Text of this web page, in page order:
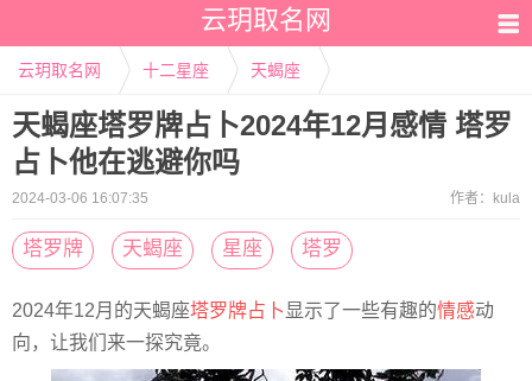
云玥取名网
云玥取名网 十二星座 天蝎座
天蝎座塔罗牌占卜2024年12月感情 塔罗
占卜他在逃避你吗
2024-03-06 16:07:35 作者： kula
塔罗牌 天蝎座 星座 塔罗
2024年12月的天蝎座塔罗牌占卜显示了一些有趣的情感动
向，让我们来一探究竟。